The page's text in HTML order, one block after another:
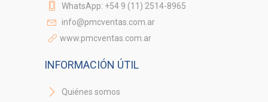
WhatsApp: +54 9 (11) 2514-8965
info@pmcventas.com.ar
www.pmcventas.com.ar
INFORMACIÓN ÚTIL
Quiénes somos